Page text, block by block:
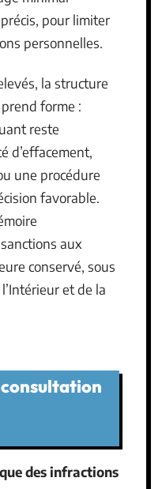
pour limiter
personnelles.
la structure
forme :
reste
d’effacement,
une procédure
favorable.
aux
conservé, sous
et de la
consultation
des infractions